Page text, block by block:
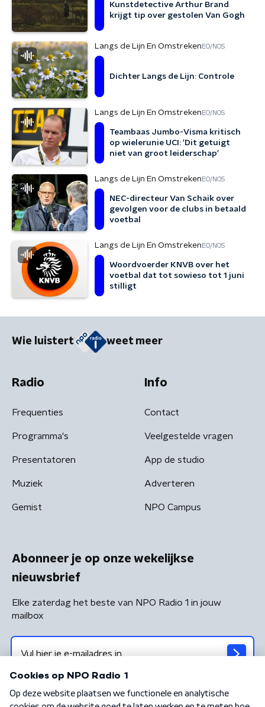
Kunstdetective Arthur Brand
krijgt tip over gestolen Van Gogh
Langs de Lijn En Omstreken EO/NOS
Dichter Langs de Lijn: Controle
Langs de Lijn En Omstreken EO/NOS
Teambaas Jumbo-Visma kritisch
op wielerunie UCI: 'Dit getuigt
niet van groot leiderschap'
Langs de Lijn En Omstreken EO/NOS
NEC-directeur Van Schaik over
gevolgen voor de clubs in betaald
voetbal
Langs de Lijn En Omstreken EO/NOS
Woordvoerder KNVB over het
voetbal dat tot sowieso tot 1 juni
stilligt
Wie luistert weet meer
Radio
Frequenties
Programma's
Presentatoren
Muziek
Gemist
Info
Contact
Veelgestelde vragen
App de studio
Adverteren
NPO Campus
Abonneer je op onze wekelijkse
nieuwsbrief
Elke zaterdag het beste van NPO Radio 1 in jouw
mailbox